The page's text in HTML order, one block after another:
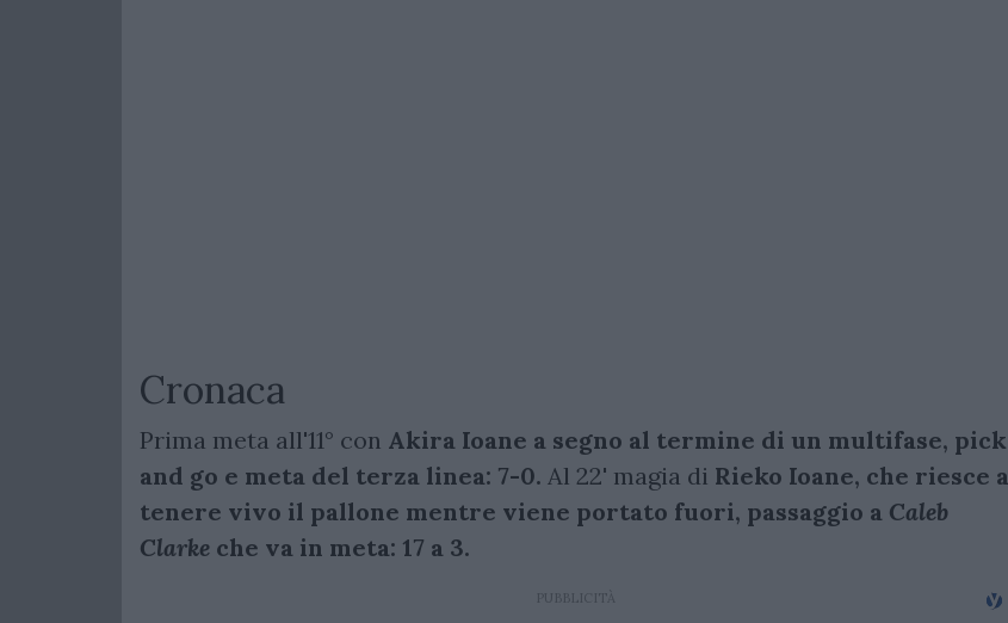
Cronaca
Prima meta all'11° con Akira Ioane a segno al termine di un multifase, pick
and go e meta del terza linea: 7-0. Al 22' magia di Rieko Ioane, che riesce a
tenere vivo il pallone mentre viene portato fuori, passaggio a Caleb
Clarke che va in meta: 17 a 3.